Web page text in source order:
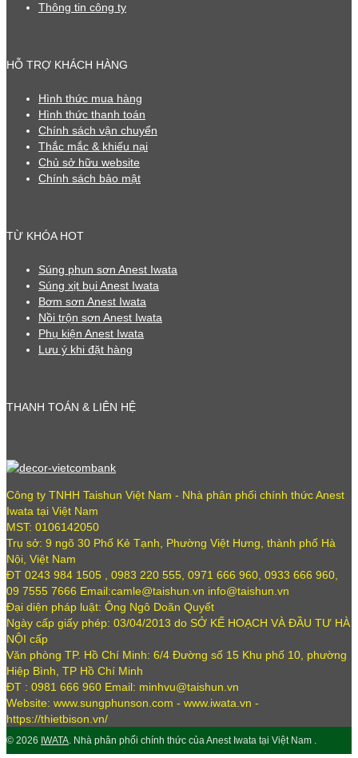
Thông tin công ty
HỖ TRỢ KHÁCH HÀNG
Hình thức mua hàng
Hình thức thanh toán
Chính sách vận chuyển
Thắc mắc & khiếu nại
Chủ sở hữu website
Chính sách bảo mật
TỪ KHÓA HOT
Súng phun sơn Anest Iwata
Súng xịt bụi Anest Iwata
Bơm sơn Anest Iwata
Nồi trộn sơn Anest Iwata
Phụ kiện Anest Iwata
Lưu ý khi đặt hàng
THANH TOÁN & LIÊN HỆ
Công ty TNHH Taishun Việt Nam - Nhà phân phối chính thức Anest
Iwata tại Việt Nam
MST: 0106142050
Trụ sở: 9 ngõ 30 Phố Kẻ Tạnh, Phường Việt Hưng, thành phố Hà
Nội, Việt Nam
ĐT 0243 984 1505 , 0983 220 555, 0971 666 960, 0933 666 960,
09 7555 7666 Email:camle@taishun.vn info@taishun.vn
Đại diện pháp luật: Ông Ngô Doãn Quyết
Ngày cấp giấy phép: 03/04/2013 do SỞ KẾ HOẠCH VÀ ĐẦU TƯ HÀ
NỘI cấp
Văn phòng TP. Hồ Chí Minh: 6/4 Đường số 15 Khu phố 10, phường
Hiệp Bình, TP Hồ Chí Minh
ĐT : 0981 666 960 Email: minhvu@taishun.vn
Website: www.sungphunson.com - www.iwata.vn -
https://thietbison.vn/
© 2026 IWATA. Nhà phân phối chính thức của Anest Iwata tại Việt Nam .